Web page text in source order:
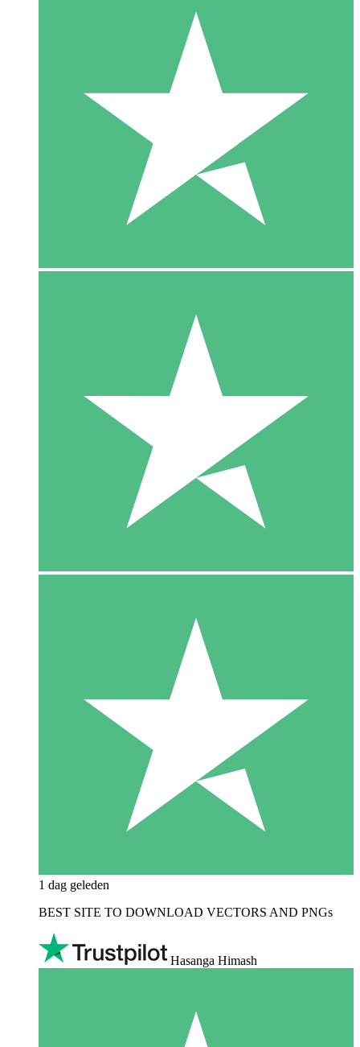
1 dag geleden
BEST SITE TO DOWNLOAD VECTORS AND PNGs
Hasanga Himash